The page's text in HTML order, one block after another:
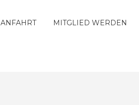
ANFAHRT MITGLIED WERDEN